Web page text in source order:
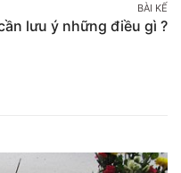
BÀI KẾ
lưu ý những điều gì ?